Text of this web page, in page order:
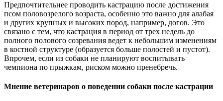
Предпочтительнее проводить кастрацию после достижения
псом половозрелого возраста, особенно это важно для алабая
и других крупных и высоких пород, например, догов. Это
связано с тем, что кастрация в период от трех недель до
полного полового созревания ведет к небольшим изменениям
в костной структуре (образуется больше полостей и пустот).
Впрочем, если из собаки не планируют воспитывать
чемпиона по прыжкам, риском можно пренебречь.
Мнение ветеринаров о поведении собаки после кастрации